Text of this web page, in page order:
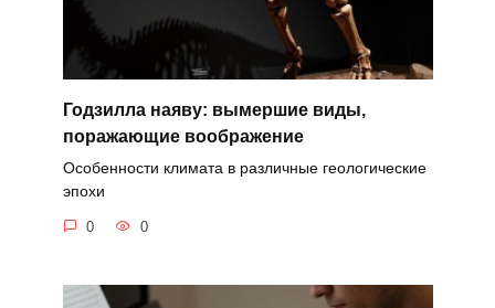
Годзилла наяву: вымершие виды,
поражающие воображение
Особенности климата в различные геологические
эпохи
0 0